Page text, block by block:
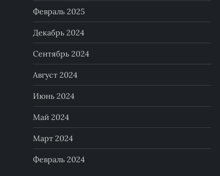
Февраль 2025
Декабрь 2024
Сентябрь 2024
Август 2024
Июнь 2024
Май 2024
Март 2024
Февраль 2024